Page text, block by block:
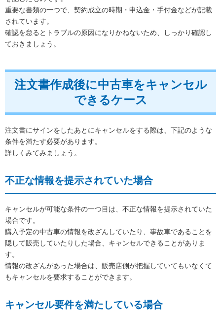
重要な書類の一つで、契約成立の時期・申込金・手付金などが記載
されています。
確認を怠るとトラブルの原因になりかねないため、しっかり確認し
ておきましょう。
注文書作成後に中古車をキャンセル
できるケース
注文書にサインをしたあとにキャンセルをする際は、下記のような
条件を満たす必要があります。
詳しくみてみましょう。
不正な情報を提示されていた場合
キャンセルが可能な条件の一つ目は、不正な情報を提示されていた
場合です。
購入予定の中古車の情報を改ざんしていたり、事故車であることを
隠して販売していたりした場合、キャンセルできることがありま
す。
情報の改ざんがあった場合は、販売店側が把握していてもいなくて
もキャンセルを要求することができます。
キャンセル要件を満たしている場合